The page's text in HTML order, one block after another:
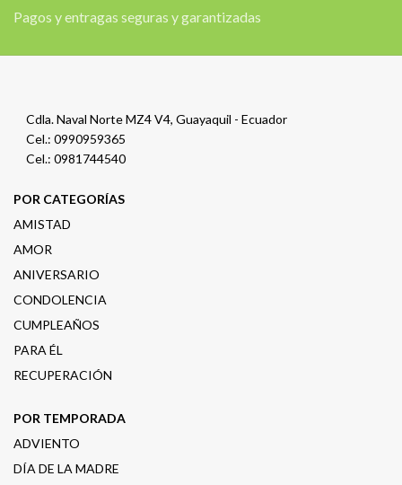
Pagos y entragas seguras y garantizadas
Cdla. Naval Norte MZ4 V4, Guayaquil - Ecuador
Cel.: 0990959365
Cel.: 0981744540
POR CATEGORÍAS
AMISTAD
AMOR
ANIVERSARIO
CONDOLENCIA
CUMPLEAÑOS
PARA ÉL
RECUPERACIÓN
POR TEMPORADA
ADVIENTO
DÍA DE LA MADRE